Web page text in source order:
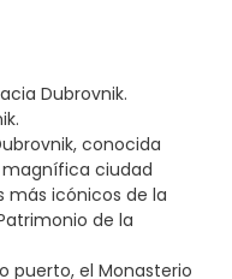
Dubrovnik.
conocida
magnífica ciudad
más icónicos de la
de la
puerto, el Monasterio